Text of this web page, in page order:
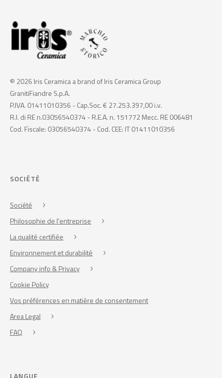
© 2026 Iris Ceramica a brand of Iris Ceramica Group
GranitiFiandre S.p.A.
P.IVA. 01411010356 - Cap.Soc. € 27.253.397,00 i.v.
R.I. di RE n.03056540374 - R.E.A. n. 151772 Mecc. RE 006481
Cod. Fiscale: 03056540374 - Cod. CEE: IT 01411010356
SOCIÉTÉ
Société
Philosophie de l'entreprise
La qualité certifiée
Environnement et durabilité
Company info & Privacy
Cookie Policy
Vos préférences en matière de consentement
Area Legal
FAQ